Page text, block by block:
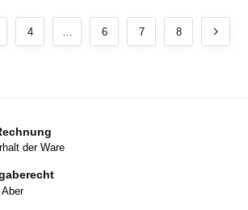
4 … 6 7 8
der Ware